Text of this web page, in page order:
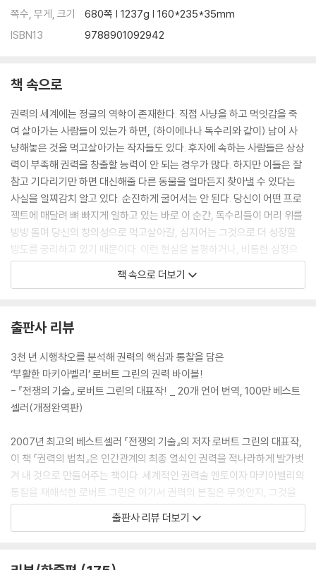
쪽수, 무게, 크기
680쪽 | 1237g | 160*235*35mm
ISBN13
9788901092942
책 속으로
권력의 세계에는 정글의 역학이 존재한다. 직접 사냥을 하고 먹잇감을 죽
여 살아가는 사람들이 있는가 하면, (하이에나나 독수리와 같이) 남이 사
냥해놓은 것을 먹고살아가는 작자들도 있다. 후자에 속하는 사람들은 상상
력이 부족해 권력을 창출할 능력이 안 되는 경우가 많다. 하지만 이들은 잘
참고 기다리기만 하면 대신해줄 다른 동물을 얼마든지 찾아낼 수 있다는
사실을 일찌감치 알고 있다. 순진하게 굴어서는 안 된다. 당신이 어떤 프로
젝트에 매달려 뼈 빠지게 일하고 있는 바로 이 순간, 독수리들이 머리 위를
빙빙 돌며 당신의 창의성으로 먹고살아갈, 심지어는 그것으로 더 성장할
방도를 궁리하고 있기 때문이다. 이런 현실을 불평하거나, 비통한 심정으
로 모질게 애써봤자 아무 소용없다. 그보다는 스스로를 잘 보호하고 게임
에 참가하는 편이 낫다. 일단 권력의 기반을 세웠으면, 당신 자신이 독수리
자랑하고 떠벌리고 싶은 욕망을 통제하라. 그것은 당신이 생각한 것과 정
반대의 효과를 낸다. 기억하라. 당신의 행동이 신비감에 둘러싸일수록 당
신의 힘은 더 막강해진다. 그 일을 해낼 수 있는 유일한 사람처럼 보여라.
아무도 지니지 못한 재능을 지닌 것처럼 보이면 엄청난 힘이 생긴다. 마지
금만 더 노력하면 엄청난 일을 해낼 거라고 믿는다. 더 나아가 당신을 두려
워하게 된다. 당신의 권력은 무한대가 된다. 아무도 당신의 한계를 가늠할
수 없기 때문이다. ---p.229 (제17법칙 별다른 노력 없이 성과를 달성한
척하라)
권력은 외양을 가지고 게임하는 능력을 요구한다. 이를 위해서 당신은 많
은 가면을 활용하고 기만 전략이 가득한 가방을 들고 다녀야 한다. 기만과
책 속으로 더보기
출판사 리뷰
3천 년 시행착오를 분석해 권력의 핵심과 통찰을 담은
‘부활한 마키아벨리’ 로버트 그린의 권력 바이블!
- 『전쟁의 기술』 로버트 그린의 대표작! _ 20개 언어 번역, 100만 베스트
셀러(개정완역판)
2007년 최고의 베스트셀러 『전쟁의 기술』의 저자 로버트 그린의 대표작,
이 책 『권력의 법칙』은 인간관계의 최종 열쇠인 권력을 적나라하게 발가벗
겨 내 것으로 만들어주는 책이다. 세계적인 권력술 멘토이자 마키아벨리의
통찰을 재해석한 로버트 그린은 여기서 권력의 본질은 무엇인지, 그것을
쟁취하고 유지하기 위해선 어떻게 해야 하는지를 직설적으로 말한다. 이를
위해 도쿠가와 이에야스부터 마오쩌둥과 헨리 키신저까지, 지난 3천 년간
출판사 리뷰 더보기